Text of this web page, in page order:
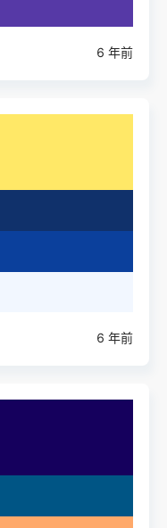
6 年前
6 年前